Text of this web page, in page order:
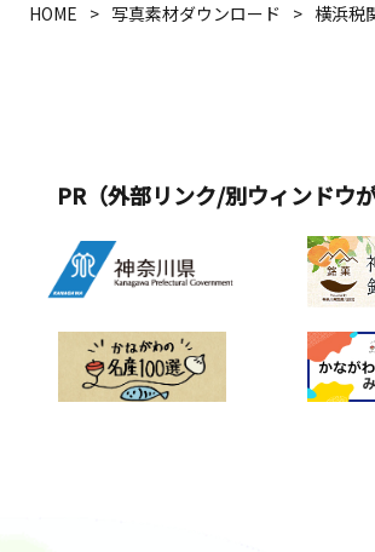
HOME 写真素材ダウンロード 横浜税
PR（外部リンク/別ウィンドウ